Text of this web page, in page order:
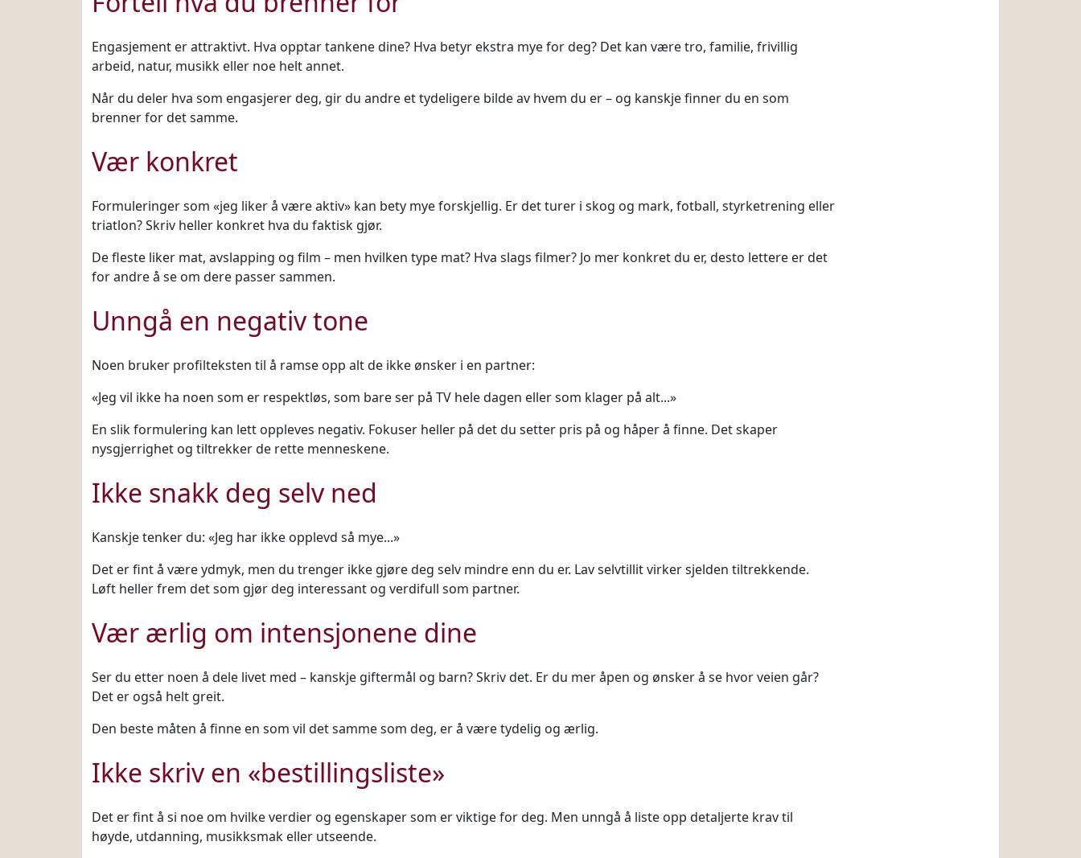
Engasjement er attraktivt. Hva opptar tankene dine? Hva betyr ekstra mye for deg? Det kan være tro, familie, frivillig
arbeid, natur, musikk eller noe helt annet.
Når du deler hva som engasjerer deg, gir du andre et tydeligere bilde av hvem du er – og kanskje finner du en som
brenner for det samme.
Vær konkret
Formuleringer som «jeg liker å være aktiv» kan bety mye forskjellig. Er det turer i skog og mark, fotball, styrketrening eller
triatlon? Skriv heller konkret hva du faktisk gjør.
De fleste liker mat, avslapping og film – men hvilken type mat? Hva slags filmer? Jo mer konkret du er, desto lettere er det
for andre å se om dere passer sammen.
Unngå en negativ tone
Noen bruker profilteksten til å ramse opp alt de ikke ønsker i en partner:
«Jeg vil ikke ha noen som er respektløs, som bare ser på TV hele dagen eller som klager på alt...»
En slik formulering kan lett oppleves negativ. Fokuser heller på det du setter pris på og håper å finne. Det skaper
nysgjerrighet og tiltrekker de rette menneskene.
Ikke snakk deg selv ned
Kanskje tenker du: «Jeg har ikke opplevd så mye...»
Det er fint å være ydmyk, men du trenger ikke gjøre deg selv mindre enn du er. Lav selvtillit virker sjelden tiltrekkende.
Løft heller frem det som gjør deg interessant og verdifull som partner.
Vær ærlig om intensjonene dine
Ser du etter noen å dele livet med – kanskje giftermål og barn? Skriv det. Er du mer åpen og ønsker å se hvor veien går?
Det er også helt greit.
Den beste måten å finne en som vil det samme som deg, er å være tydelig og ærlig.
Ikke skriv en «bestillingsliste»
Det er fint å si noe om hvilke verdier og egenskaper som er viktige for deg. Men unngå å liste opp detaljerte krav til
høyde, utdanning, musikksmak eller utseende.